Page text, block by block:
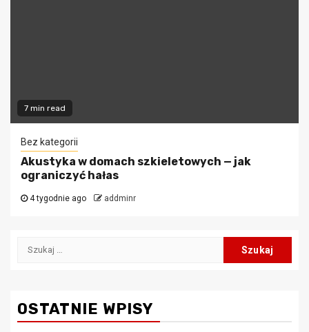
7 min read
Bez kategorii
Akustyka w domach szkieletowych — jak
ograniczyć hałas
4 tygodnie ago addminr
Szukaj:
OSTATNIE WPISY